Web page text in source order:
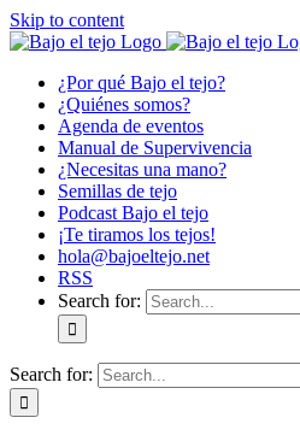
Skip to content
¿Por qué Bajo el tejo?
¿Quiénes somos?
Agenda de eventos
Manual de Supervivencia
¿Necesitas una mano?
Semillas de tejo
Podcast Bajo el tejo
¡Te tiramos los tejos!
hola@bajoeltejo.net
RSS
Search for:
Search for: